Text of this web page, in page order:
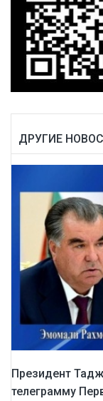
ДРУГИЕ
Президент
телеграмму